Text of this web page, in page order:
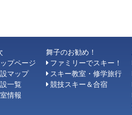
ップページ
マップ
一覧
情報
舞子のお勧め！
ファミリーでスキー！
スキー教室・修学旅行
競技スキー＆合宿